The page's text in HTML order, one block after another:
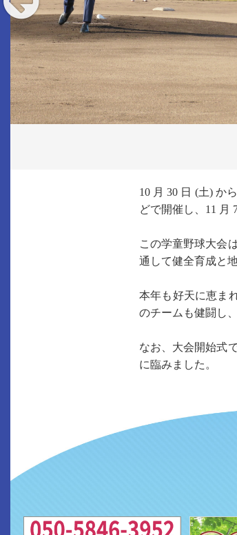
10 月 30 日 (土) か
どで開催し、11 月
この学童野球大会
通して健全育成と
本年も好天に恵ま
のチームも健闘し
なお、大会開始式
に臨みました。